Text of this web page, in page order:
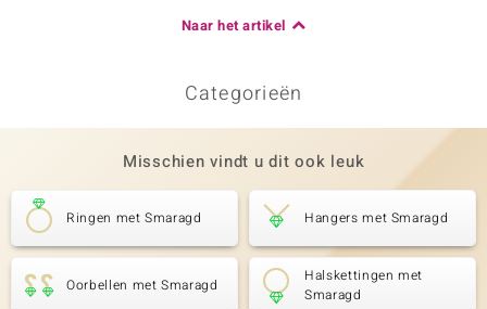
Naar het artikel
Categorieën
Misschien vindt u dit ook leuk
Ringen met Smaragd Hangers met Smaragd
Oorbellen met Smaragd
Halskettingen met
Smaragd